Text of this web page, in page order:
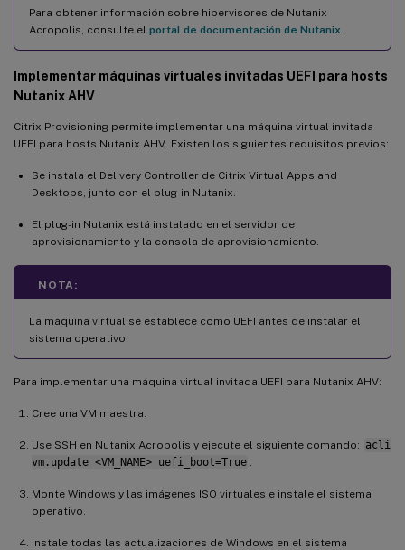
Para obtener información sobre hipervisores de Nutanix
Acropolis, consulte el portal de documentación de Nutanix
Implementar máquinas virtuales invitadas UEFI para hosts
Nutanix AHV
Citrix Provisioning permite implementar una máquina virtual invitada
UEFI para hosts Nutanix AHV. Existen los siguientes requisitos previos:
Se instala el Delivery Controller de Citrix Virtual Apps and
Desktops, junto con el plug-in Nutanix.
El plug-in Nutanix está instalado en el servidor de
aprovisionamiento y la consola de aprovisionamiento.
NOTA:
La máquina virtual se establece como UEFI antes de instalar el
sistema operativo.
Para implementar una máquina virtual invitada UEFI para Nutanix AHV:
Cree una VM maestra.
Use SSH en Nutanix Acropolis y ejecute el siguiente comando: acli
vm.update <VM_NAME> uefi_boot=True
Monte Windows y las imágenes ISO virtuales e instale el sistema
operativo.
Instale todas las actualizaciones de Windows en el sistema